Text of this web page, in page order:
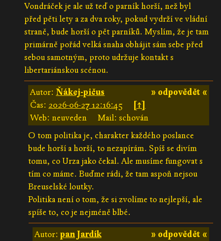
Vondráček je ale už teď o parník horší, než byl
před pěti lety a za dva roky, pokud vydrží ve vládní
straně, bude horší o pět parníků. Myslím, že je tam
primárně pořád velká snaha obhájit sám sebe před
sebou samotným, proto udržuje kontakt s
libertariánskou scénou.
» odpovědět «
Autor:Ňákej-pičus
Čas: 2026-06-27 12:16:45
[↑]
Web: neuveden
Mail: schován
O tom politika je, charakter každého poslance
bude horší a horší, to nezapírám. Spíš se divím
tomu, co Urza jako čekal. Ale musíme fungovat s
tím co máme. Buďme rádi, že tam aspoň nejsou
Breuselské loutky.
Politika není o tom, že si zvolíme to nejlepší, ale
spíše to, co je nejméně blbé.
» odpovědět «
Autor: pan Jardík